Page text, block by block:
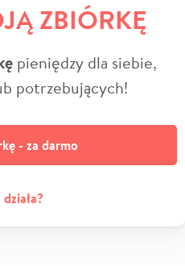
ZBIÓRKĘ
pieniędzy dla siebie,
potrzebujących!
- za darmo